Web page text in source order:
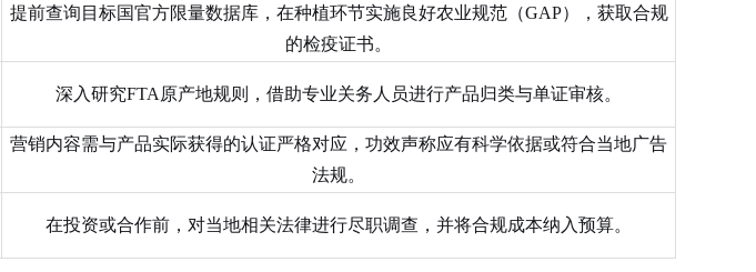
提前查询目标国官方限量数据库，在种植环节实施良好农业规范（GAP），获取合规
的检疫证书。
深入研究FTA原产地规则，借助专业关务人员进行产品归类与单证审核。
营销内容需与产品实际获得的认证严格对应，功效声称应有科学依据或符合当地广告
法规。
在投资或合作前，对当地相关法律进行尽职调查，并将合规成本纳入预算。